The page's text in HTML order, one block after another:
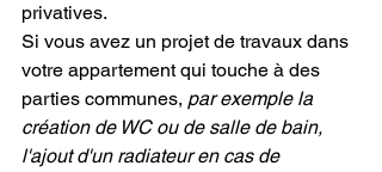
privatives.
Si vous avez un projet de travaux dans
votre appartement qui touche à des
parties communes, par exemple la
création de WC ou de salle de bain,
l'ajout d'un radiateur en cas de